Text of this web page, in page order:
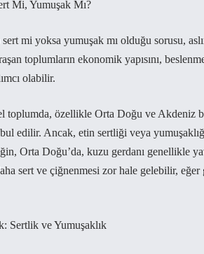
Mi, Yumuşak Mı?
sert mi yoksa yumuşak mı olduğu sorusu,
toplumların ekonomik yapısını,
olabilir.
toplumda, özellikle Orta Doğu ve Akdeniz
edilir. Ancak, etin sertliği veya
Orta Doğu’da, kuzu gerdanı genellikle
sert ve çiğnenmesi zor hale gelebilir,
Sertlik ve Yumuşaklık